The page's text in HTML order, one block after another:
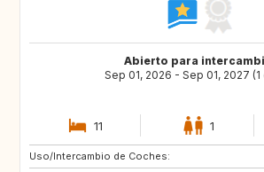
Abierto para
Sep 01, 2026 - Sep 01, 2027 (1
11 1
Uso/Intercambio de Coches:
DE